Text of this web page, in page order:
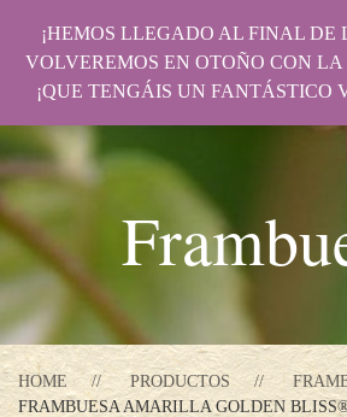
HOME PRODUCTOS
FRAMBUESA AMARILLA GOLDEN
¡HEMOS LLEGADO AL FINAL DE
VOLVEREMOS EN OTOÑO CON LA
¡QUE TENGÁIS UN FANTÁSTICO